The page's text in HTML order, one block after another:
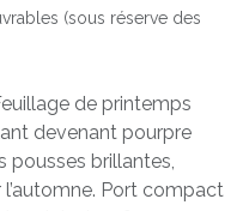
(sous réserve des
de printemps
devenant pourpre
brillantes,
Port compact